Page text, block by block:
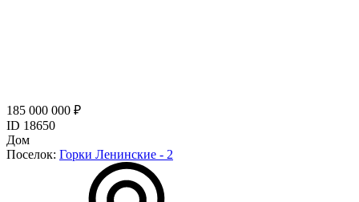
185 000 000 ₽
ID 18650
Дом
Поселок: Горки Ленинские - 2